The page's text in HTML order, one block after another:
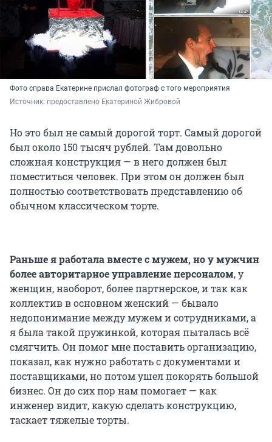
Фото справа Екатерине прислал фотограф с того мероприятия
Источник: предоставлено Екатериной Жибровой
Но это был не самый дорогой торт. Самый дорогой
был около 150 тысяч рублей. Там довольно
сложная конструкция — в него должен был
поместиться человек. При этом он должен был
полностью соответствовать представлению об
обычном классическом торте.
Раньше я работала вместе с мужем, но у мужчин
более авторитарное управление персоналом, у
женщин, наоборот, более партнерское, и так как
коллектив в основном женский — бывало
недопонимание между мужем и сотрудниками, а
я была такой пружинкой, которая пыталась всё
смягчить. Он помог мне поставить организацию,
показал, как нужно работать с документами и
поставщиками, но потом ушел покорять большой
бизнес. Он до сих пор нам помогает — как
инженер видит, какую сделать конструкцию,
таскает тяжелые торты.